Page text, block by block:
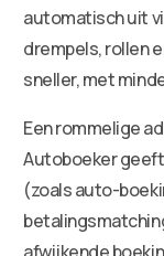
automatisch uit
drempels, rollen
sneller, met
Een rommelige
Autoboeker
(zoals auto-
afwijkende